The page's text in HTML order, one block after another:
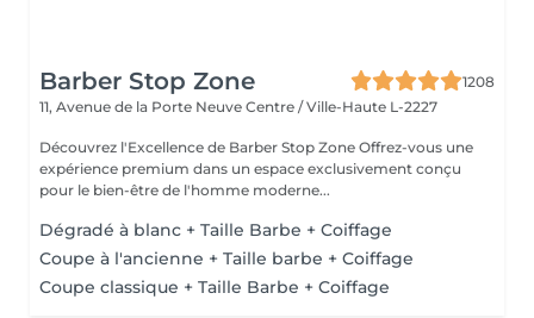
Barber Stop Zone
1208
11, Avenue de la Porte Neuve Centre / Ville-Haute L-2227
Découvrez l'Excellence de Barber Stop Zone Offrez-vous une
expérience premium dans un espace exclusivement conçu
pour le bien-être de l'homme moderne...
Dégradé à blanc + Taille Barbe + Coiffage
Coupe à l'ancienne + Taille barbe + Coiffage
Coupe classique + Taille Barbe + Coiffage